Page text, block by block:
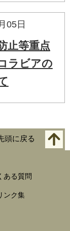
05日
止等重点
ラビアの
頭に戻る
ある質問
ンク集